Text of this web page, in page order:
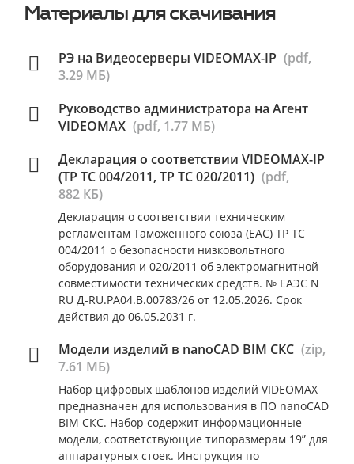
Материалы для скачивания
РЭ на Видеосерверы VIDEOMAX-IP (pdf,
3.29 МБ)
Руководство администратора на Агент
VIDEOMAX (pdf, 1.77 МБ)
Декларация о соответствии VIDEOMAX-IP
(ТР ТС 004/2011, ТР ТС 020/2011) (pdf,
882 КБ)
Декларация о соответствии техническим
регламентам Таможенного союза (ЕАС) ТР ТС
004/2011 о безопасности низковольтного
оборудования и 020/2011 об электромагнитной
совместимости технических средств. № ЕАЭС N
RU Д-RU.РА04.В.00783/26 от 12.05.2026. Срок
действия до 06.05.2031 г.
Модели изделий в nanoCAD BIM СКС (zip,
7.61 МБ)
Набор цифровых шаблонов изделий VIDEOMAX
предназначен для использования в ПО nanoCAD
BIM СКС. Набор содержит информационные
модели, соответствующие типоразмерам 19” для
аппаратурных стоек. Инструкция по